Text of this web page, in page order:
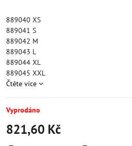
889040 XS
889041 S
889042 M
889043 L
889044 XL
889045 XXL
Čtěte více
Vyprodáno
821,60 Kč